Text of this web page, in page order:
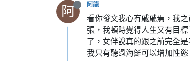
阿 阿龍
看你發文我心有戚戚焉，我
張，我頓時覺得人生又有目
了，女伴說真的跟之前完全
我只有聽過海鮮可以增加性